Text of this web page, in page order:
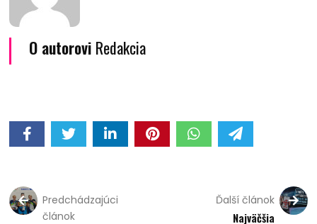
O autorovi Redakcia
Predchádzajúci
článok
Ďalší článok
Najväčšia